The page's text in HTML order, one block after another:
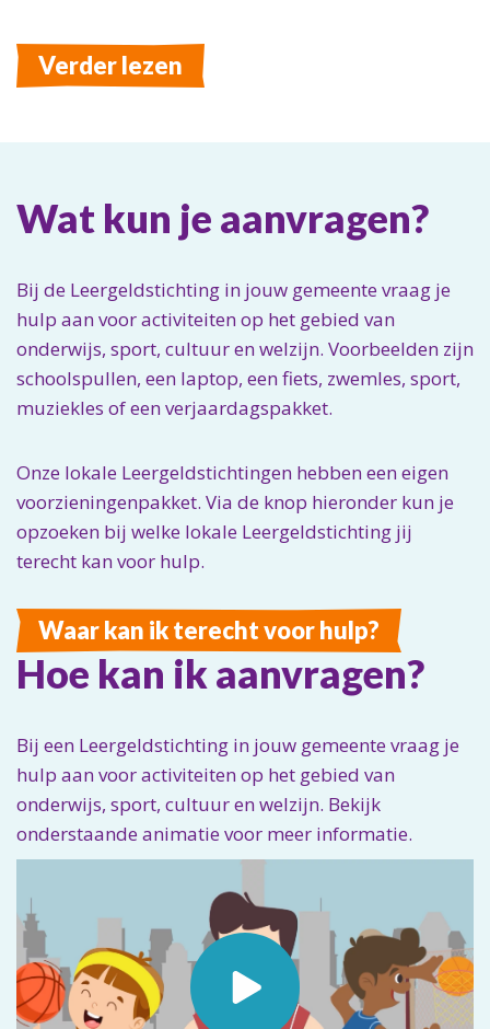
Verder lezen
Wat kun je aanvragen?
Bij de Leergeldstichting in jouw gemeente vraag je
hulp aan voor activiteiten op het gebied van
onderwijs, sport, cultuur en welzijn. Voorbeelden zijn
schoolspullen, een laptop, een fiets, zwemles, sport,
muziekles of een verjaardagspakket.
Onze lokale Leergeldstichtingen hebben een eigen
voorzieningenpakket. Via de knop hieronder kun je
opzoeken bij welke lokale Leergeldstichting jij
terecht kan voor hulp.
Waar kan ik terecht voor hulp?
Hoe kan ik aanvragen?
Bij een Leergeldstichting in jouw gemeente vraag je
hulp aan voor activiteiten op het gebied van
onderwijs, sport, cultuur en welzijn. Bekijk
onderstaande animatie voor meer informatie.